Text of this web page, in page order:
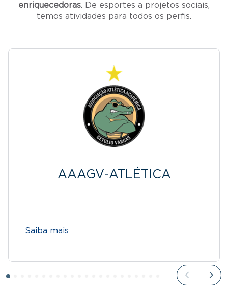
enriquecedoras. De esportes a projetos sociais,
temos atividades para todos os perfis.
AAAGV-ATLÉTICA
Saiba mais